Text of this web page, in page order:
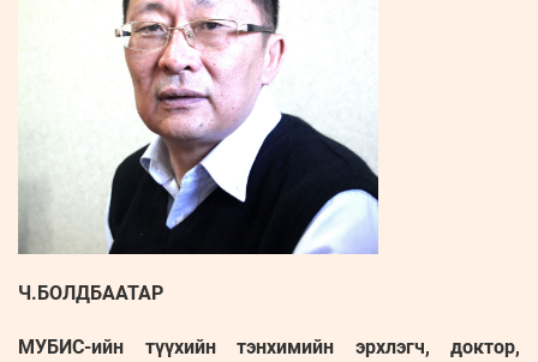
Ч.БОЛДБААТАР
МУБИС-ийн түүхийн тэнхимийн эрхлэгч, доктор,